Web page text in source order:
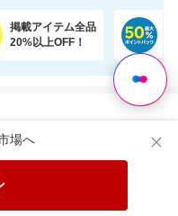
場へ
掲載アイテム全品
20%以上OFF！